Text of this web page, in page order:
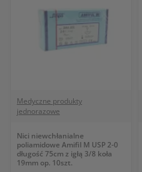
Medyczne produkty
jednorazowe
Nici niewchłanialne
poliamidowe Amifil M USP 2-0
długość 75cm z igłą 3/8 koła
19mm op. 10szt.